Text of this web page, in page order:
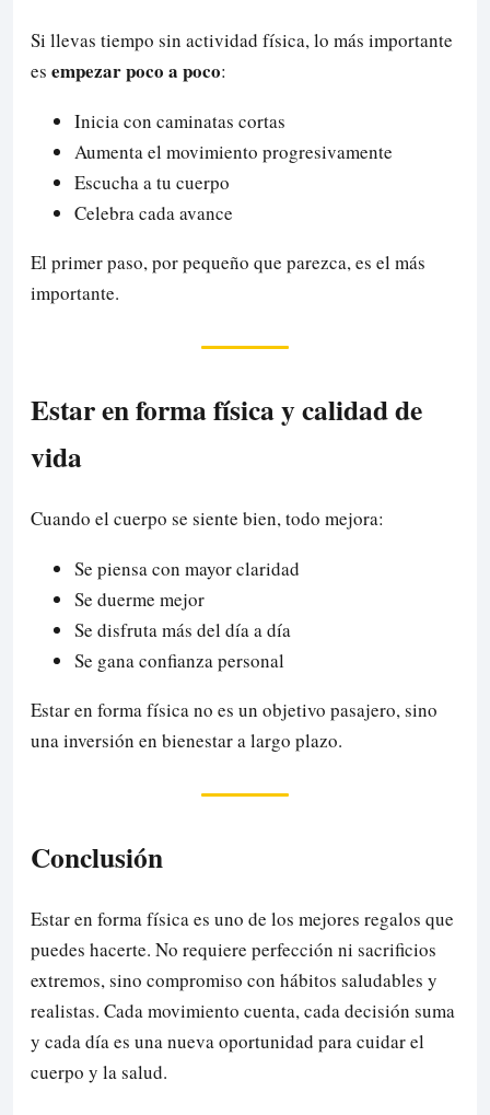
Si llevas tiempo sin actividad física, lo más importante
es empezar poco a poco:
Inicia con caminatas cortas
Aumenta el movimiento progresivamente
Escucha a tu cuerpo
Celebra cada avance
El primer paso, por pequeño que parezca, es el más
importante.
Estar en forma física y calidad de
vida
Cuando el cuerpo se siente bien, todo mejora:
Se piensa con mayor claridad
Se duerme mejor
Se disfruta más del día a día
Se gana confianza personal
Estar en forma física no es un objetivo pasajero, sino
una inversión en bienestar a largo plazo.
Conclusión
Estar en forma física es uno de los mejores regalos que
puedes hacerte. No requiere perfección ni sacrificios
extremos, sino compromiso con hábitos saludables y
realistas. Cada movimiento cuenta, cada decisión suma
y cada día es una nueva oportunidad para cuidar el
cuerpo y la salud.